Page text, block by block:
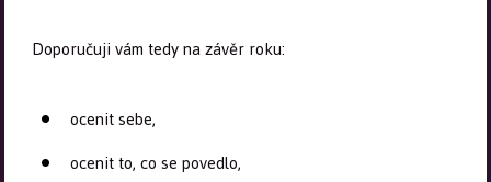
Doporučuji vám tedy na závěr roku:
ocenit sebe,
ocenit to, co se povedlo,